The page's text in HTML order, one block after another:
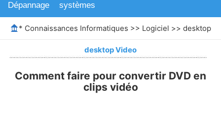
Dépannage
systèmes
* Connaissances Informatiques >> Logiciel >> desktop
desktop Video
Comment faire pour convertir DVD en
clips vidéo